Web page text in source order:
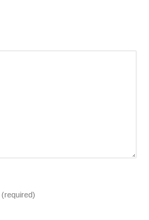
(required)